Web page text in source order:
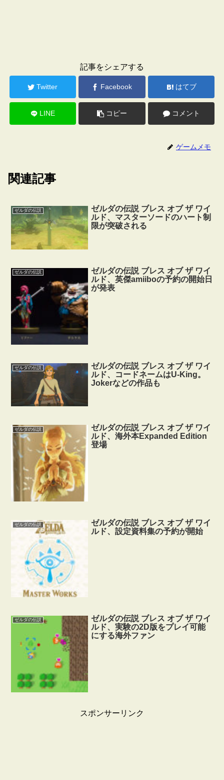
記事をシェアする
Twitter Facebook はてブ
LINE コピー コメント
ゲームメモ
関連記事
ゼルダの伝説
ゼルダの伝説 ブレス オブ ザ ワイ
ルド、マスターソードのハート制
限が突破される
ゼルダの伝説
ゼルダの伝説 ブレス オブ ザ ワイ
ルド、英傑amiiboの予約の開始日
が発表
ゼルダの伝説
ゼルダの伝説 ブレス オブ ザ ワイ
ルド、コードネームはU-King。
Jokerなどの作品も
ゼルダの伝説
ゼルダの伝説 ブレス オブ ザ ワイ
ルド、海外本Expanded Edition
登場
ゼルダの伝説
ゼルダの伝説 ブレス オブ ザ ワイ
ルド、設定資料集の予約が開始
ゼルダの伝説
ゼルダの伝説 ブレス オブ ザ ワイ
ルド、実験の2D版をプレイ可能
にする海外ファン
スポンサーリンク